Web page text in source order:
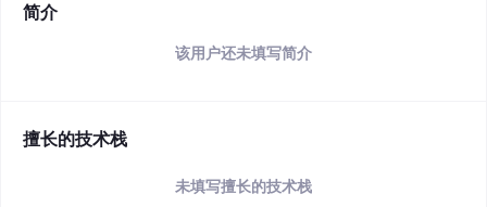
简介
该用户还未填写简介
擅长的技术栈
未填写擅长的技术栈